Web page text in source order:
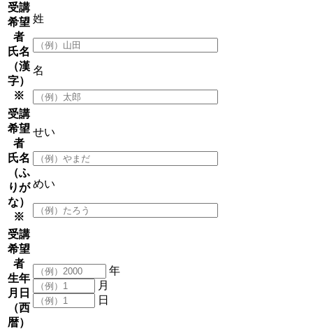
受講
希望
者
氏名
（漢
字）
※
姓
名
受講
希望
者
氏名
（ふ
りが
な）
※
せい
めい
受講
希望
者
生年
月日
（西
暦）
年
月
日